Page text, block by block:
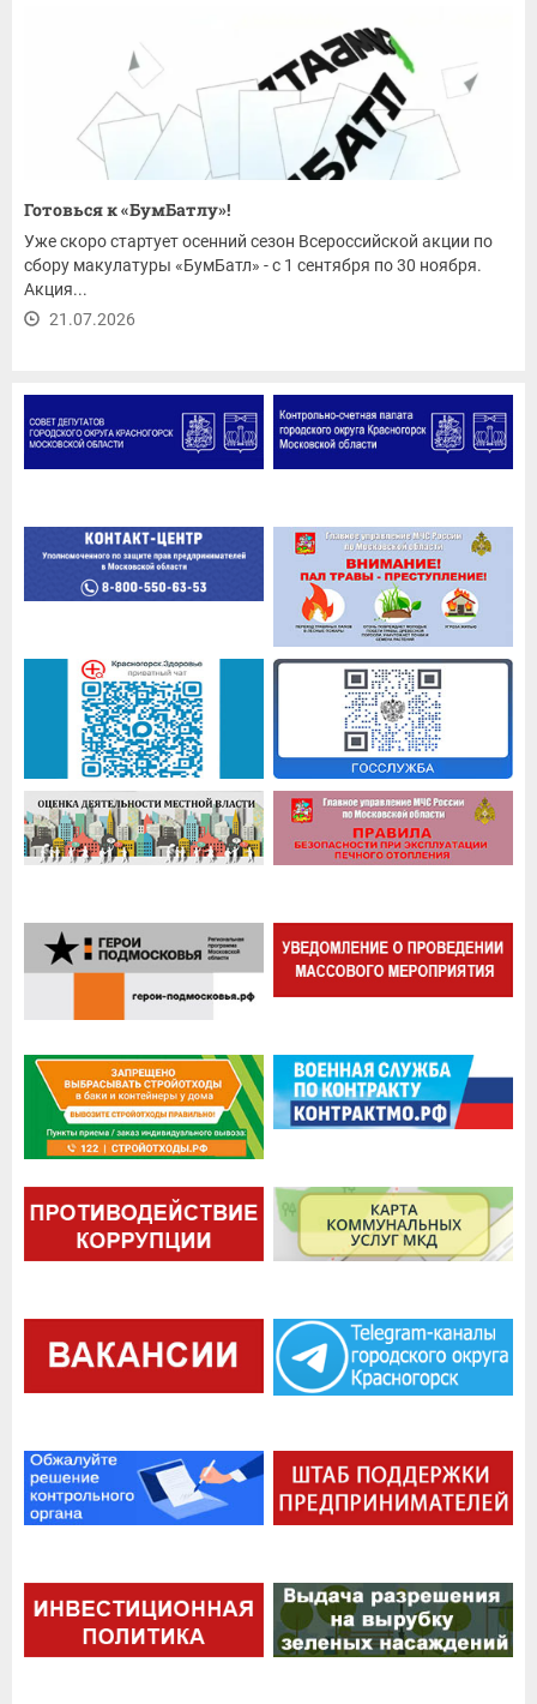
Готовься к «БумБатлу»!
Уже скоро стартует осенний сезон Всероссийской акции по
сбору макулатуры «БумБатл» - с 1 сентября по 30 ноября.
Акция...
21.07.2026